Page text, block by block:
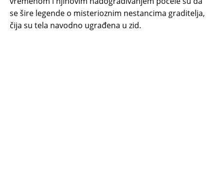
se šire legende o misterioznim nestancima graditelja,
čija su tela navodno ugrađena u zid.